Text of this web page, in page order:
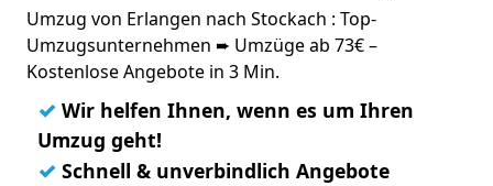
Umzug von Erlangen nach Stockach : Top-
Umzugsunternehmen ➨ Umzüge ab 73€ –
Kostenlose Angebote in 3 Min.
✓ Wir helfen Ihnen, wenn es um Ihren
Umzug geht!
✓ Schnell & unverbindlich Angebote